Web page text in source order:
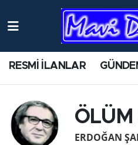
RESMİ İLANLAR
ÖLÜM
ERDOĞAN
ANTİK YERLER
AYDIN
BİLİM VE TEKNOLOJİ
Nöbetçi Eczaneler
Namaz Vakitleri
Trafik Durumu